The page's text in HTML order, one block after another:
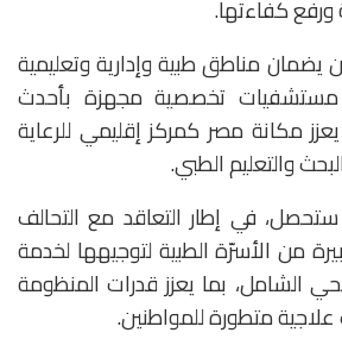
ورفع كفاءتها.
مناطق طبية وإدارية وتعليمية
مستشفيات تخصصية مجهزة بأحدث
يعزز مكانة مصر كمركز إقليمي للرعاية
والتعليم الطبي.
ستحصل، في إطار التعاقد مع التحالف
من الأسرّة الطبية لتوجيهها لخدمة
الشامل، بما يعزز قدرات المنظومة
متطورة للمواطنين.